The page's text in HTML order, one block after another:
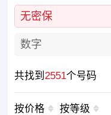
无密保
数字
共找到 2551个号码
按价格 按等级